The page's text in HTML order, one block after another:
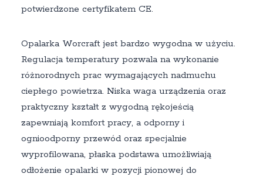
potwierdzone certyfikatem CE.
Opalarka Worcraft jest bardzo wygodna w użyciu.
Regulacja temperatury pozwala na wykonanie
różnorodnych prac wymagających nadmuchu
ciepłego powietrza. Niska waga urządzenia oraz
praktyczny kształt z wygodną rękojeścią
zapewniają komfort pracy, a odporny i
ognioodporny przewód oraz specjalnie
wyprofilowana, płaska podstawa umożliwiają
odłożenie opalarki w pozycji pionowej do